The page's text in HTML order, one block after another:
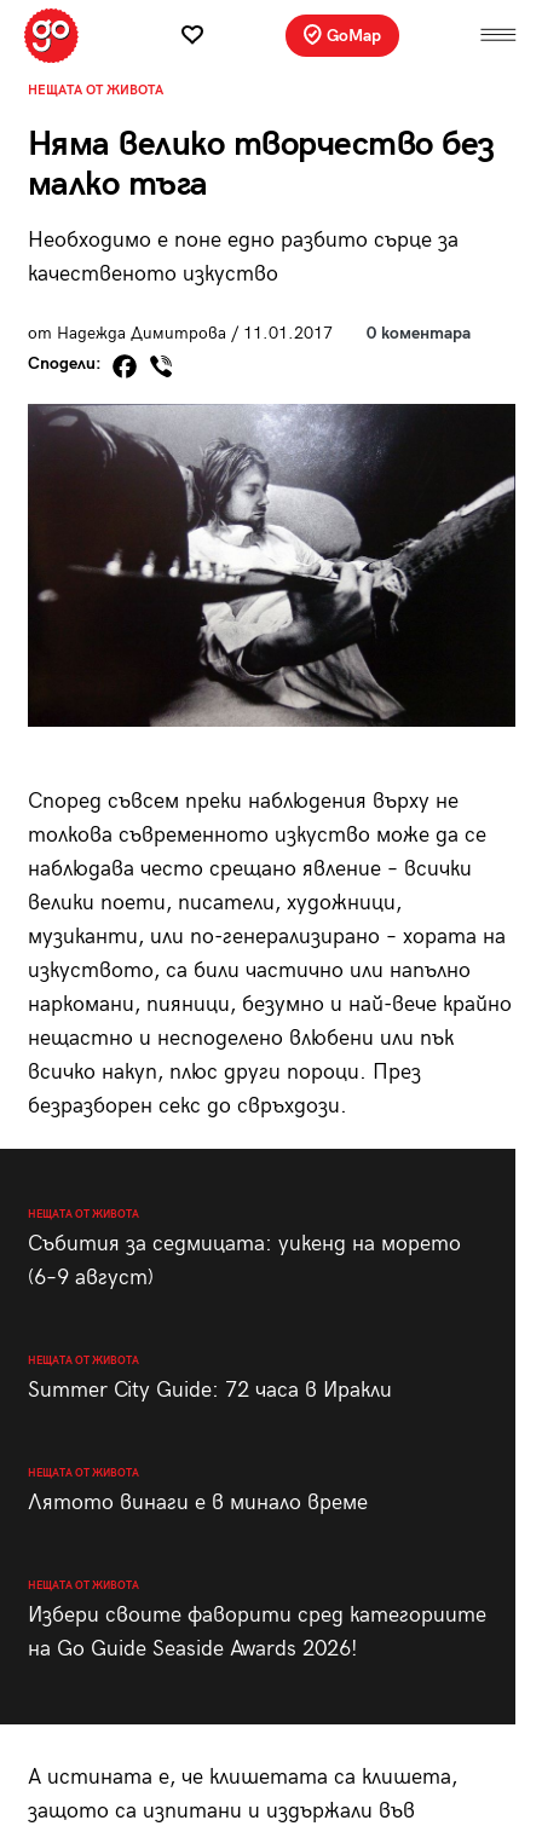
GoMap
НЕЩАТА ОТ ЖИВОТА
Няма велико творчество без
малко тъга
Необходимо е поне едно разбито сърце за
качественото изкуство
от Надежда Димитрова / 11.01.2017
0 коментара
Сподели:
Според съвсем преки наблюдения върху не
толкова съвременното изкуство може да се
наблюдава често срещано явление – всички
велики поети, писатели, художници,
музиканти, или по-генерализирано – хората на
изкуството, са били частично или напълно
наркомани, пияници, безумно и най-вече крайно
нещастно и несподелено влюбени или пък
всичко накуп, плюс други пороци. През
безразборен секс до свръхдози.
НЕЩАТА ОТ ЖИВОТА
Събития за седмицата: уикенд на морето
(6–9 август)
НЕЩАТА ОТ ЖИВОТА
Summer City Guide: 72 часа в Иракли
НЕЩАТА ОТ ЖИВОТА
Лятото винаги е в минало време
НЕЩАТА ОТ ЖИВОТА
Избери своите фаворити сред категориите
на Go Guide Seaside Awards 2026!
А истината е, че клишетата са клишета,
защото са изпитани и издържали във